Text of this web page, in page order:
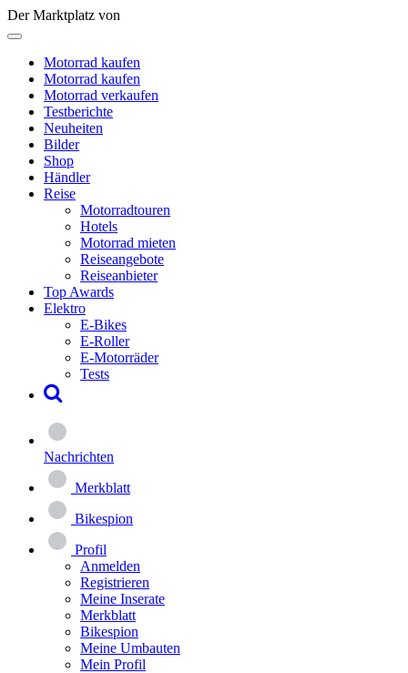
Der Marktplatz von
Motorrad kaufen
Motorrad kaufen
Motorrad verkaufen
Testberichte
Neuheiten
Bilder
Shop
Händler
Reise
Motorradtouren
Hotels
Motorrad mieten
Reiseangebote
Reiseanbieter
Top Awards
Elektro
E-Bikes
E-Roller
E-Motorräder
Tests
Nachrichten
Merkblatt
Bikespion
Profil
Anmelden
Registrieren
Meine Inserate
Merkblatt
Bikespion
Meine Umbauten
Mein Profil